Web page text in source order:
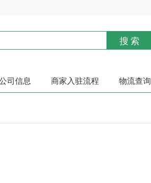
搜索
司信息 商家入驻流程 物流查询